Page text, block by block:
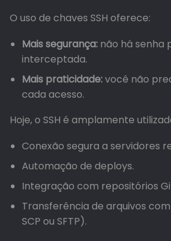
O uso de chaves SSH oferece:
Mais segurança: não há senha
interceptada.
Mais praticidade:você não
cada acesso.
Hoje, o SSH é amplamente
Conexão segura a servidores
Automação de deploys.
Integração com repositórios
Transferência de arquivos
SCP ou SFTP).